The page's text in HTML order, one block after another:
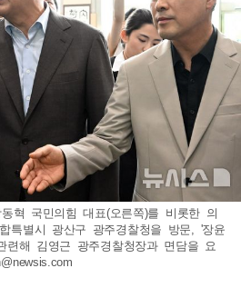
혁 국민의힘 대표(오른쪽)를 비롯한 의
특별시 광산구 광주경찰청을 방문, '장윤
해 김영근 광주경찰청장과 면담을 요